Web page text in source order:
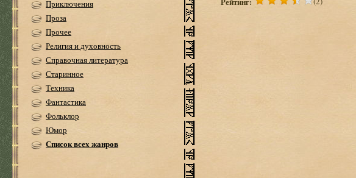
Приключения
Проза
Прочее
Религия и духовность
Справочная литература
Старинное
Техника
Фантастика
Фольклор
Юмор
Список всех жанров